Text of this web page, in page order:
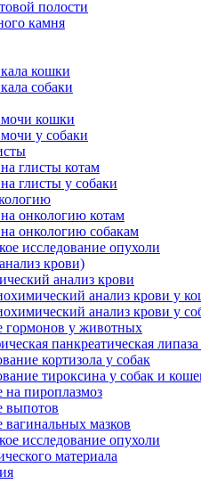
полости
камня
кошки
собаки
кошки
у собаки
глисты котам
глисты у собаки
онкологию котам
онкологию собакам
исследование опухоли
крови)
анализ крови
анализ крови у
анализ крови у
гормонов у животных
панкреатическая
кортизола у собак
тироксина у собак и
на пироплазмоз
выпотов
вагинальных мазков
исследование опухоли
материала